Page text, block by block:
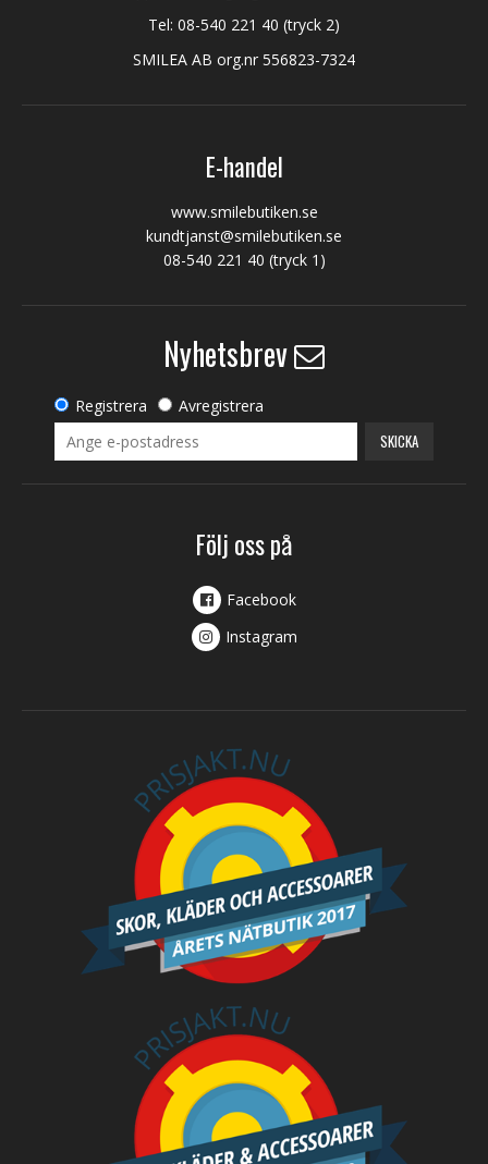
Tel: 08-540 221 40 (tryck 2)
SMILEA AB org.nr 556823-7324
E-handel
www.smilebutiken.se
kundtjanst@smilebutiken.se
08-540 221 40 (tryck 1)
Nyhetsbrev
Registrera Avregistrera
SKICKA
Följ oss på
Facebook
Instagram